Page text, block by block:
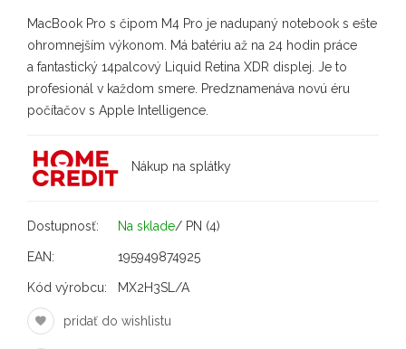
MacBook Pro s čipom M4 Pro je nadupaný notebook s ešte
ohromnejším výkonom. Má batériu až na 24 hodin práce
a fantastický 14palcový Liquid Retina XDR displej. Je to
profesionál v každom smere. Predznamenáva novú éru
počítačov s Apple Intelligence.
Nákup na splátky
Dostupnosť: Na sklade/ PN (4)
EAN: 195949874925
Kód výrobcu: MX2H3SL/A
pridať do wishlistu